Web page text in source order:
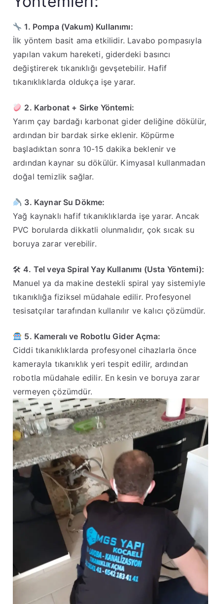
1. Pompa (Vakum) Kullanımı:
İlk yöntem basit ama etkilidir. Lavabo pompasıyla
yapılan vakum hareketi, giderdeki basıncı
değiştirerek tıkanıklığı gevşetebilir. Hafif
tıkanıklıklarda oldukça işe yarar.
2. Karbonat + Sirke Yöntemi:
Yarım çay bardağı karbonat gider deliğine dökülür,
ardından bir bardak sirke eklenir. Köpürme
başladıktan sonra 10-15 dakika beklenir ve
ardından kaynar su dökülür. Kimyasal kullanmadan
doğal temizlik sağlar.
3. Kaynar Su Dökme:
Yağ kaynaklı hafif tıkanıklıklarda işe yarar. Ancak
PVC borularda dikkatli olunmalıdır, çok sıcak su
boruya zarar verebilir.
🛠4. Tel veya Spiral Yay Kullanımı (Usta Yöntemi):
Manuel ya da makine destekli spiral yay sistemiyle
tıkanıklığa fiziksel müdahale edilir. Profesyonel
tesisatçılar tarafından kullanılır ve kalıcı çözümdür.
5. Kameralı ve Robotlu Gider Açma:
Ciddi tıkanıklıklarda profesyonel cihazlarla önce
kamerayla tıkanıklık yeri tespit edilir, ardından
robotla müdahale edilir. En kesin ve boruya zarar
vermeyen çözümdür.